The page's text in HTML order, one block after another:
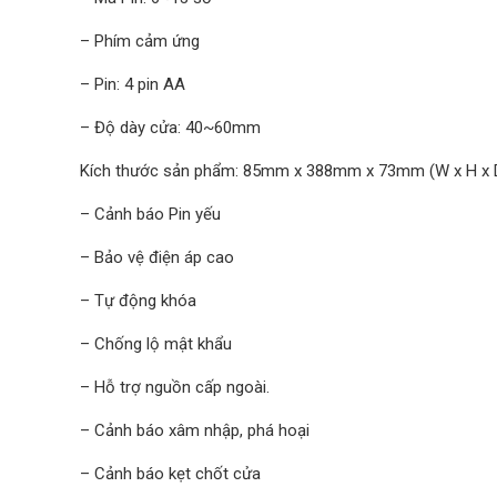
– Phím cảm ứng
– Pin: 4 pin AA
– Độ dày cửa: 40~60mm
Kích thước sản phẩm: 85mm x 388mm x 73mm (W x H x
– Cảnh báo Pin yếu
– Bảo vệ điện áp cao
– Tự động khóa
– Chống lộ mật khẩu
– Hỗ trợ nguồn cấp ngoài.
– Cảnh báo xâm nhập, phá hoại
– Cảnh báo kẹt chốt cửa